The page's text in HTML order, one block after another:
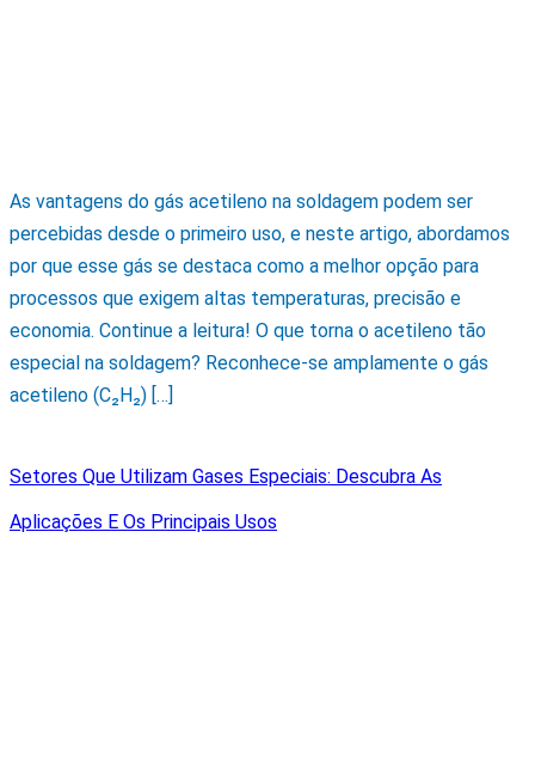
As vantagens do gás acetileno na soldagem podem ser
percebidas desde o primeiro uso, e neste artigo, abordamos
por que esse gás se destaca como a melhor opção para
processos que exigem altas temperaturas, precisão e
economia. Continue a leitura! O que torna o acetileno tão
especial na soldagem? Reconhece-se amplamente o gás
acetileno (C₂H₂) […]
Setores Que Utilizam Gases Especiais: Descubra As
Aplicações E Os Principais Usos